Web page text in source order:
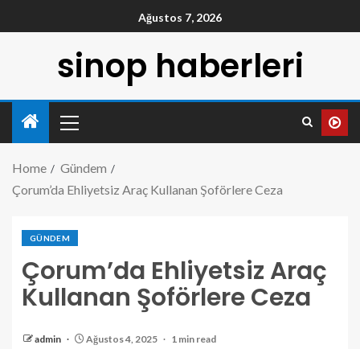
Ağustos 7, 2026
sinop haberleri
Home
Gündem
Çorum’da Ehliyetsiz Araç Kullanan Şoförlere Ceza
GÜNDEM
Çorum’da Ehliyetsiz Araç
Kullanan Şoförlere Ceza
admin Ağustos 4, 2025 1 min read